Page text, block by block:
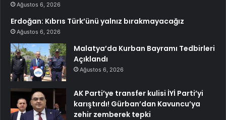
Ağustos 6, 2026
Erdoğan: Kıbrıs Türk’ünü yalnız bırakmayacağız
Ağustos 6, 2026
Malatya’da Kurban Bayramı Tedbirleri
Açıklandı
Ağustos 6, 2026
AK Parti’ye transfer kulisi İYİ Parti’yi
karıştırdı! Gürban’dan Kavuncu’ya
zehir zemberek tepki